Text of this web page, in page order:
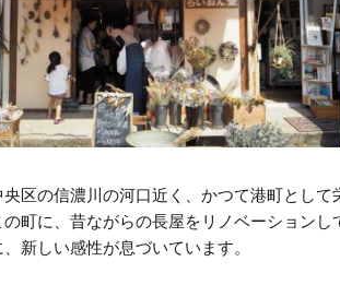
央区の信濃川の河口近く、かつて港町とし
町に、昔ながらの長屋をリノベーション
新しい感性が息づいています。